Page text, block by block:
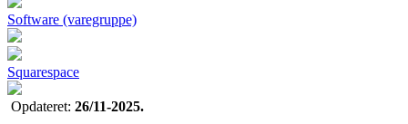
Software (varegruppe)
Squarespace
Opdateret: 26/11-2025.